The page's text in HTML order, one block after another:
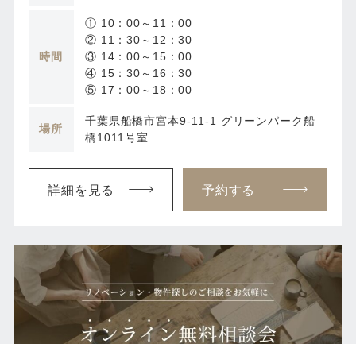
時間
① 10：00～11：00
② 11：30～12：30
③ 14：00～15：00
④ 15：30～16：30
⑤ 17：00～18：00
場所
千葉県船橋市宮本9-11-1 グリーンパーク船
橋1011号室
詳細を見る 予約する